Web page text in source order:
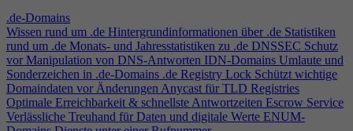
.de-Domains
Wissen rund um .de Hintergrundinformationen über .de Statistiken
rund um .de Monats- und Jahresstatistiken zu .de DNSSEC Schutz
vor Manipulation von DNS-Antworten IDN-Domains Umlaute und
Sonderzeichen in .de-Domains .de Registry Lock Schützt wichtige
Domaindaten vor ÄnderungenAnycast für TLD Registries
Optimale Erreichbarkeit & schnellste Antwortzeiten Escrow Service
Verlässliche Treuhand für Daten und digitale Werte ENUM-